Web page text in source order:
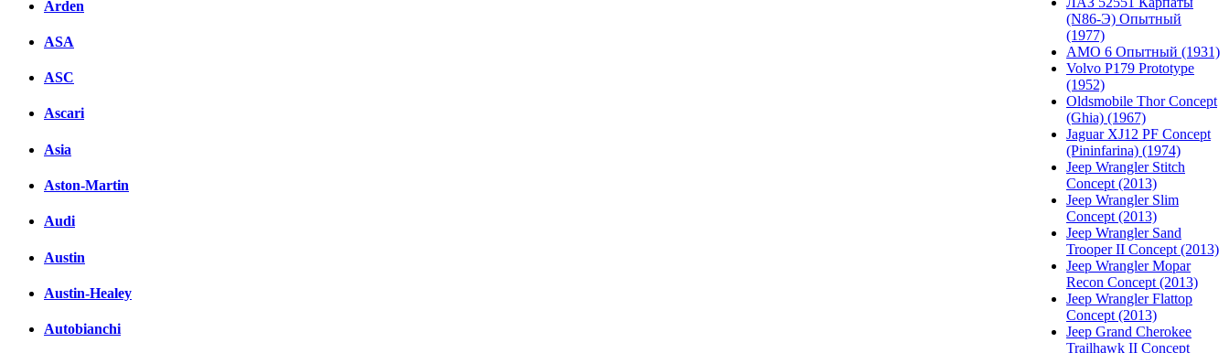
Arden
ASA
ASC
Ascari
Asia
Aston-Martin
Audi
Austin
Austin-Healey
Autobianchi
(N86-Э) Опытный
(1977)
АМО 6 Опытный (1931)
Volvo P179 Prototype
(1952)
Oldsmobile Thor Concept
(Ghia) (1967)
Jaguar XJ12 PF Concept
(Pininfarina) (1974)
Jeep Wrangler Stitch
Concept (2013)
Jeep Wrangler Slim
Concept (2013)
Jeep Wrangler Sand
Trooper II Concept (2013)
Jeep Wrangler Mopar
Recon Concept (2013)
Jeep Wrangler Flattop
Concept (2013)
Jeep Grand Cherokee
Trailhawk II Concept